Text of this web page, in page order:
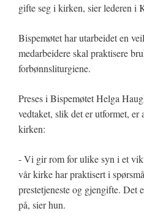
gifte seg i kirken, sier lederen i
Bispemøtet har utarbeidet en
medarbeidere skal praktisere
forbønnsliturgiene.
Preses i Bispemøtet Helga
vedtaket, slik det er utformet, er
kirken:
- Vi gir rom for ulike syn i et
vår kirke har praktisert i
prestetjeneste og gjengifte. Det
på, sier hun.